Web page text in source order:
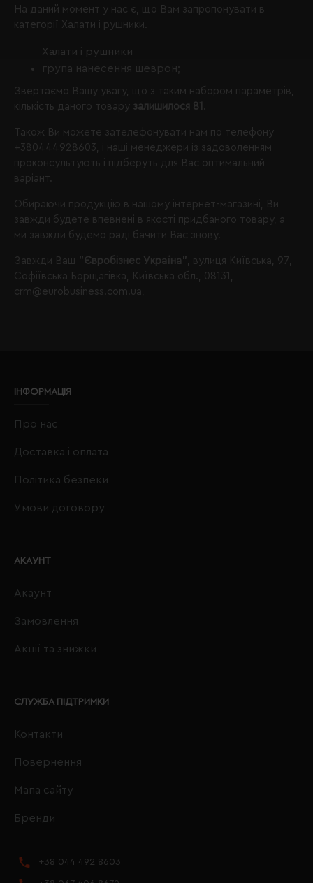
На даний момент у нас є, що Вам запропонувати в
категорії Халати і рушники.
Халати і рушники
група нанесення шеврон;
Звертаємо Вашу увагу, що з таким набором параметрів,
кількість даного товару залишилося 81
Також Ви можете зателефонувати нам по телефону
+380444928603 , і наші менеджери із задоволенням
проконсультують і підберуть для Вас оптимальний
варіант.
Обираючи продукцію в нашому інтернет-магазині, Ви
завжди будете впевнені в якості придбаного товару, а
ми завжди будемо раді бачити Вас знову.
Завжди Ваш "Євробізнес Україна"
, вулиця Київська, 97,
Софіївська Борщагівка, Київська обл., 08131,
crm@eurobusiness.com.ua,
ІНФОРМАЦІЯ
Про нас
Доставка і оплата
Політика безпеки
Умови договору
АКАУНТ
Акаунт
Замовлення
Акції та знижки
СЛУЖБА ПІДТРИМКИ
Контакти
Повернення
Мапа сайту
Бренди
+38 044 492 8603